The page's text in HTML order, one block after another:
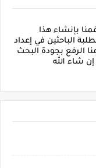
بإنشاء هذا
الباحثين في إعداد
الرفع بجودة البحث
إن شاء الله